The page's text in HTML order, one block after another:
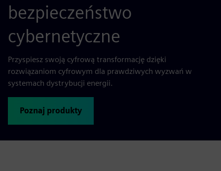
bezpieczeństwo
cybernetyczne
Przyspiesz swoją cyfrową transformację dzięki
rozwiązaniom cyfrowym dla prawdziwych wyzwań w
systemach dystrybucji energii.
Poznaj produkty